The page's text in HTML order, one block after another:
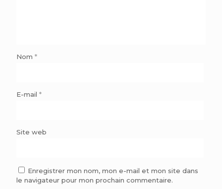
Nom *
E-mail *
Site web
Enregistrer mon nom, mon e-mail et mon site dans
le navigateur pour mon prochain commentaire.